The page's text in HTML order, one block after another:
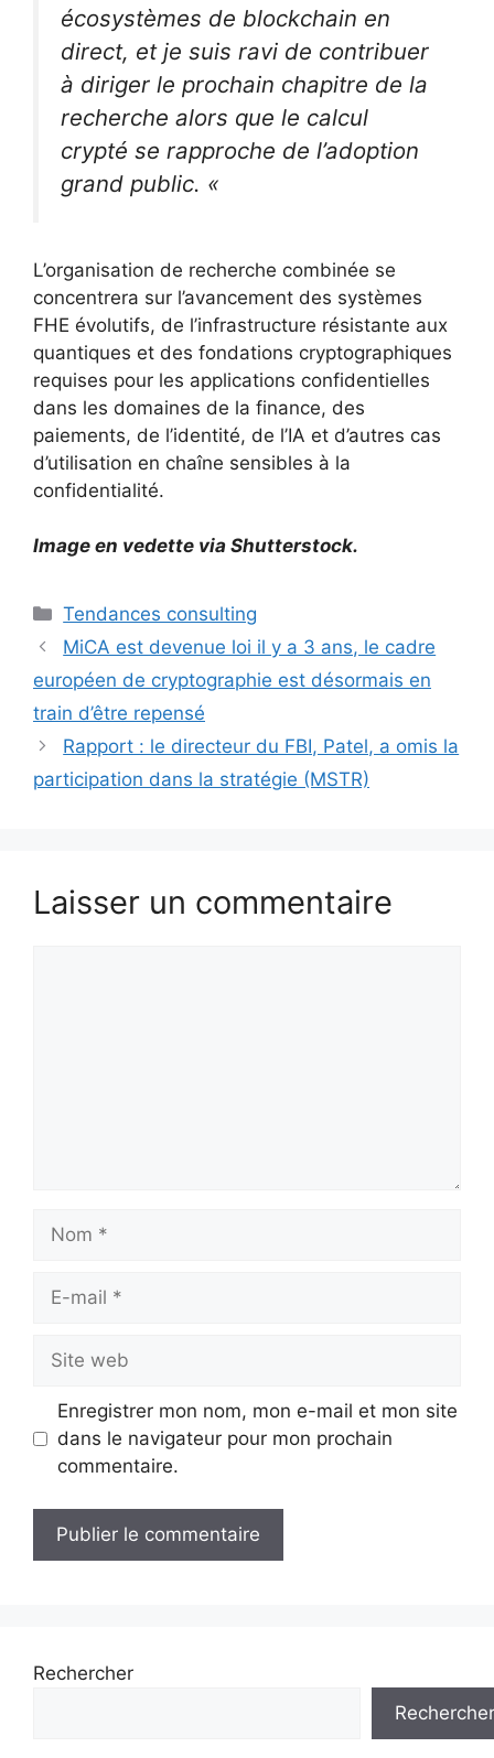
écosystèmes de blockchain en
direct, et je suis ravi de contribuer
à diriger le prochain chapitre de la
recherche alors que le calcul
crypté se rapproche de l’adoption
grand public. «
L’organisation de recherche combinée se
concentrera sur l’avancement des systèmes
FHE évolutifs, de l’infrastructure résistante aux
quantiques et des fondations cryptographiques
requises pour les applications confidentielles
dans les domaines de la finance, des
paiements, de l’identité, de l’IA et d’autres cas
d’utilisation en chaîne sensibles à la
confidentialité.
Image en vedette via Shutterstock.
Catégories
Tendances consulting
MiCA est devenue loi il y a 3 ans, le cadre
européen de cryptographie est désormais en
train d’être repensé
Rapport : le directeur du FBI, Patel, a omis la
participation dans la stratégie (MSTR)
Laisser un commentaire
Nom
Site
web
Enregistrer mon nom, mon e-mail et mon site
dans le navigateur pour mon prochain
commentaire.
Rechercher
Rechercher